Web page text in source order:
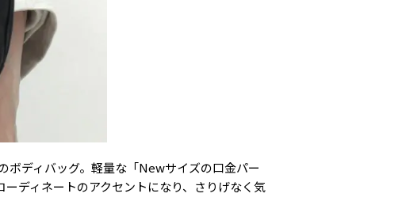
ディバッグ。軽量な「Newサイズの口金パー
ディネートのアクセントになり、さりげなく気